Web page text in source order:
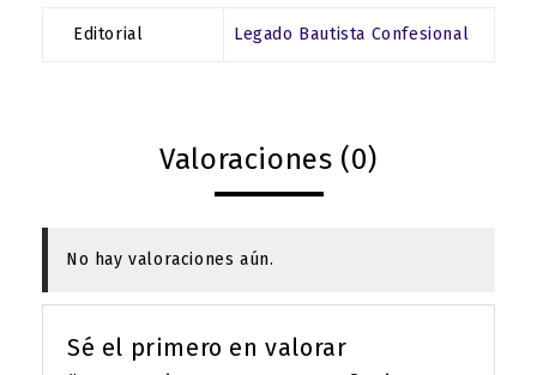
Editorial Legado Bautista Confesional
Valoraciones (0)
No hay valoraciones aún.
Sé el primero en valorar